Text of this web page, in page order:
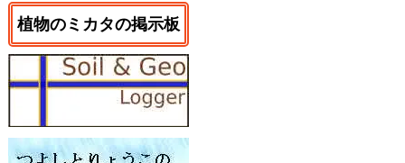
植物のミカタの掲示板